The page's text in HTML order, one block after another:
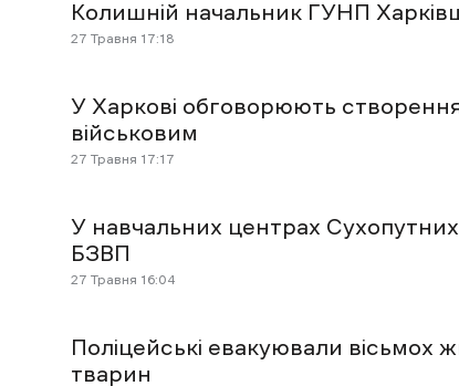
Колишній начальник ГУНП
27 Травня 17:18
У Харкові обговорюють створення
військовим
27 Травня 17:17
У навчальних центрах
БЗВП
27 Травня 16:04
Поліцейські евакуювали вісьмох
тварин